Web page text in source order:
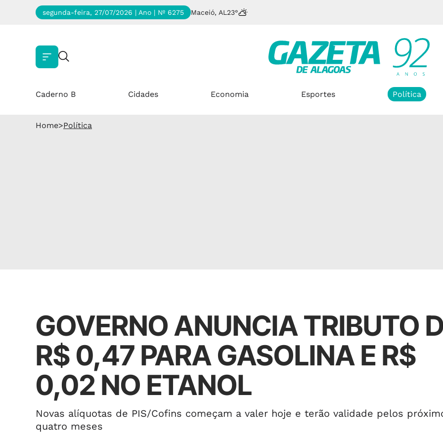
segunda-feira, 27/07/2026 | Ano | Nº 6275 Maceió, AL 23°
Caderno B Cidades Economia Esportes Política
Home>Política
GOVERNO ANUNCIA TRIBUTO
R$ 0,47 PARA GASOLINA E R$
0,02 NO ETANOL
Novas alíquotas de PIS/Cofins começam a valer hoje e terão validade pelos
quatro meses